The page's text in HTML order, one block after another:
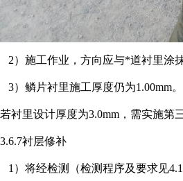
2）施工作业，方向应与*道衬里涂
3）鳞片衬里施工厚度仍为1.00mm。
若衬里设计厚度为3.0mm，需实施第
3.6.7衬层修补
1）将经检测（检测程序及要求见